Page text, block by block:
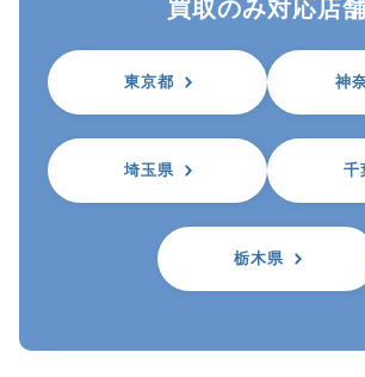
買取のみ対応店舗
東京都 神
埼玉県 千
栃木県